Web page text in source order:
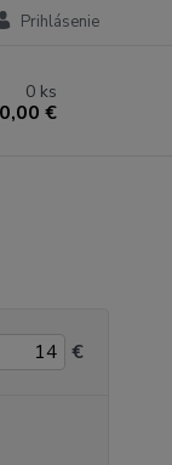
Prihlásenie
0 ks
0,00 €
€